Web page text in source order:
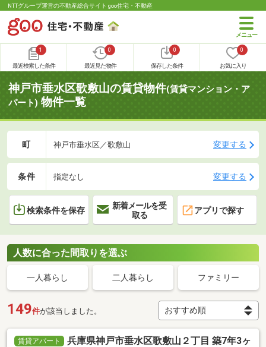
NTTグループ運営の不動産総合サイト goo住宅・不動産
1
最近検索した条件
0
最近見た物件
0
保存した条件
0
お気に入り
神戸市垂水区歌敷山の賃貸物件(賃貸マンション・ア
パート) 物件一覧
町 神戸市垂水区／歌敷山 変更する
条件 指定なし 変更する
検索条件を保存
新着メールを受
取る
アプリで探す
人数に合った間取りを選ぶ
一人暮らし 二人暮らし ファミリー
149件が該当しました。
賃貸アパート
兵庫県神戸市垂水区歌敷山２丁目 築7年3ヶ